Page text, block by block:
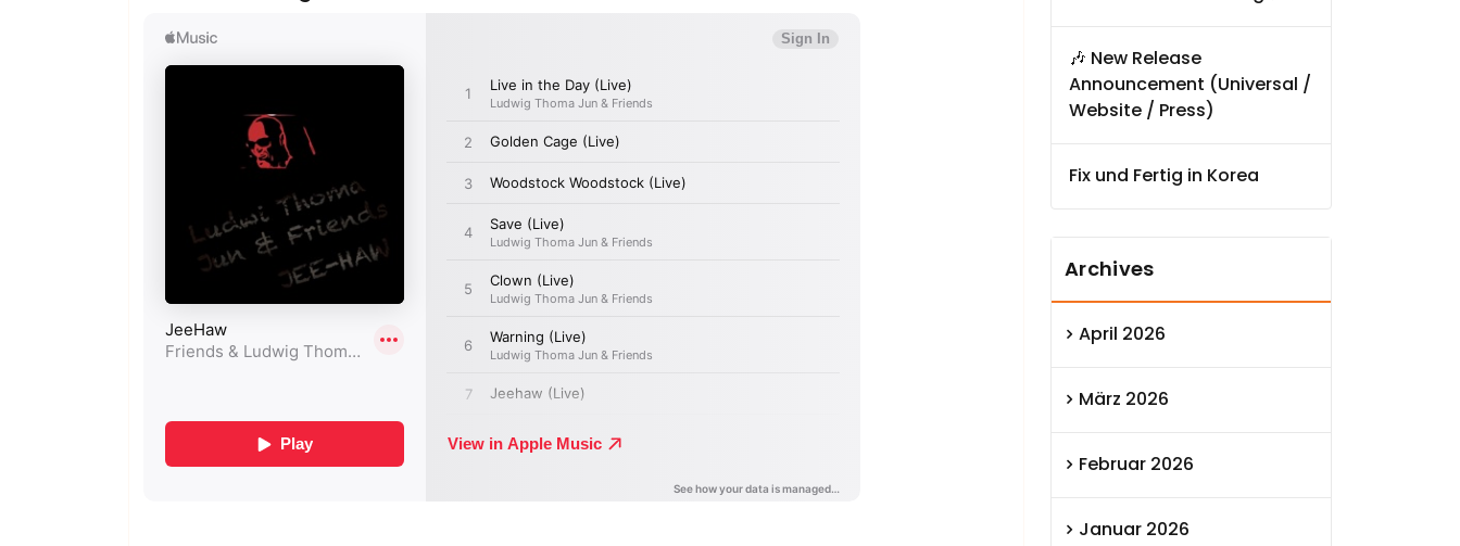
🎶 New Release
Announcement (Universal /
Website / Press)
Fix und Fertig in Korea
Archives
April 2026
März 2026
Februar 2026
Januar 2026